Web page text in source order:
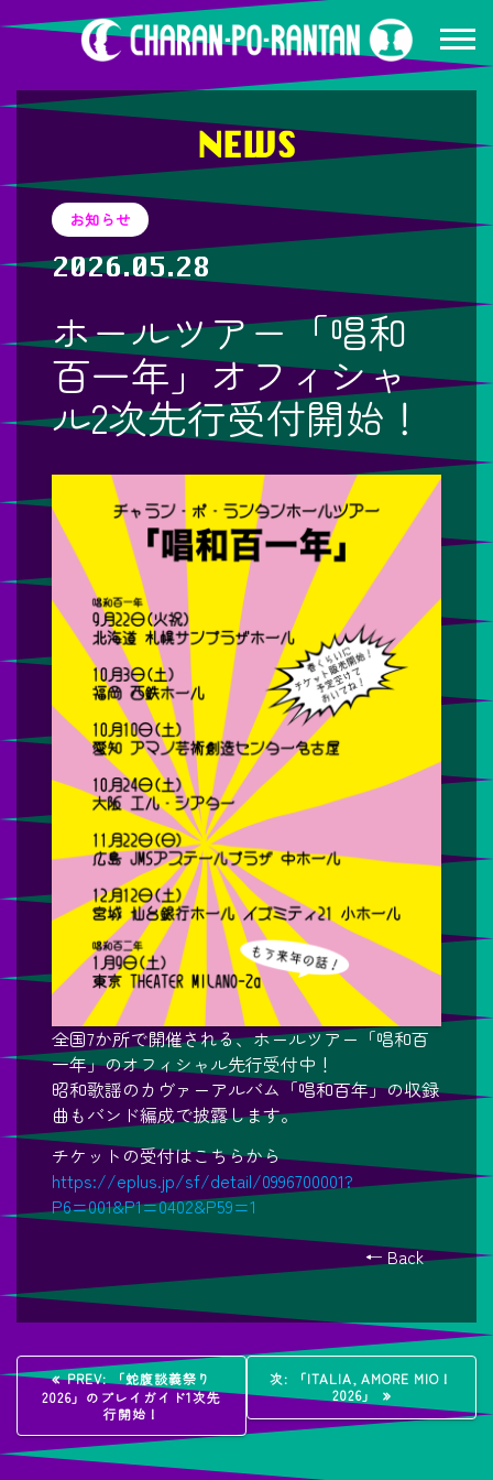
NEWS
お知らせ
2026.05.28
ホールツアー「唱和
百一年」オフィシャ
ル2次先行受付開始！
全国7か所で開催される、ホールツアー「唱和百
一年」のオフィシャル先行受付中！
昭和歌謡のカヴァーアルバム「唱和百年」の収録
曲もバンド編成で披露します。
チケットの受付はこちらから
https://eplus.jp/sf/detail/0996700001?
P6=001&P1=0402&P59=1
← Back
投
稿
PREV:
過
去
の
投
稿:
「蛇腹談義祭り
2026」のプレイガイド1次先
行開始！
次:
次
の
稿:
「ITALIA, AMORE MIO！
2026」